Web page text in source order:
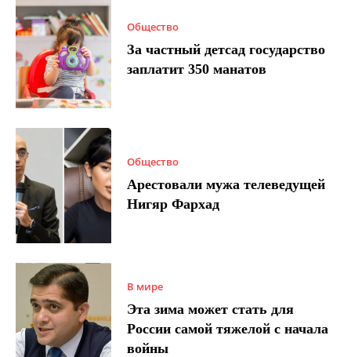
Общество
За частный детсад государство
заплатит 350 манатов
Общество
Арестовали мужа телеведущей
Нигяр Фархад
В мире
Эта зима может стать для
России самой тяжелой с начала
войны